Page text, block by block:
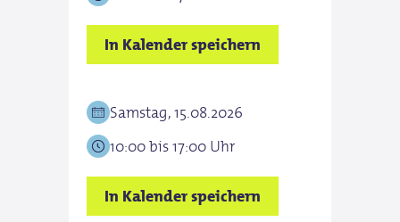
In Kalender speichern
Samstag, 15.08.2026
10:00 bis 17:00 Uhr
In Kalender speichern